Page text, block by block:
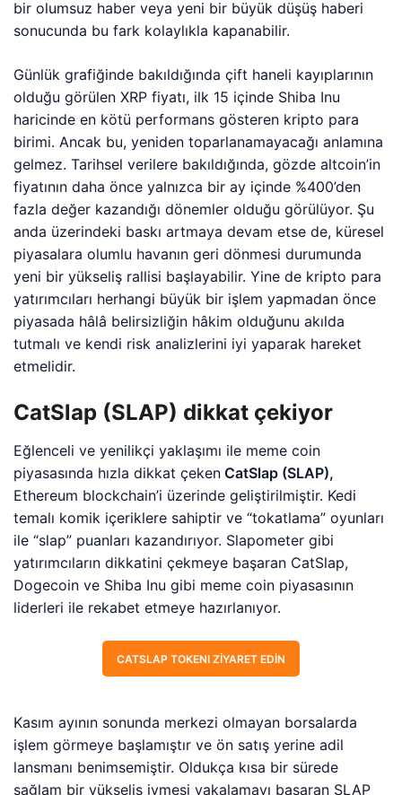
anda üzerindeki baskı artmaya devam etse de, küresel
piyasalara olumlu havanın geri dönmesi durumunda
yatırımcıları herhangi büyük bir işlem yapmadan önce
piyasada hâlâ belirsizliğin hâkim olduğunu akılda
tutmalı ve kendi risk analizlerini iyi yaparak hareket
etmelidir.
CatSlap (SLAP) dikkat çekiyor
Eğlenceli ve yenilikçi yaklaşımı ile meme coin
piyasasında hızla dikkat çeken CatSlap (SLAP),
Ethereum blockchain’i üzerinde geliştirilmiştir. Kedi
temalı komik içeriklere sahiptir ve “tokatlama” oyunları
ile “slap” puanları kazandırıyor. Slapometer gibi
yatırımcıların dikkatini çekmeye başaran CatSlap,
Dogecoin ve Shiba Inu gibi meme coin piyasasının
Kasım ayının sonunda merkezi olmayan borsalarda
işlem görmeye başlamıştır ve ön satış yerine adil
lansmanı benimsemiştir. Oldukça kısa bir sürede
sağlam bir yükseliş ivmesi yakalamayı başaran SLAP
fiyatı, lansmanın gerçekleştirildiği günden bu yana
%5000’in üzerinde artış yaşamıştır.
CatSlap projesi, sahip olduğu toplam arzının yarısını
likiditeye ayırmıştır. Bu şekilde, uzun vadede fiyat
önümüzdeki günlerde Binance gibi büyük merkezi
borsalarda da listelenmesi konuşuluyor. Bu beklentinin
gerçekleşmesi durumunda SLAP fiyatı çok daha büyük